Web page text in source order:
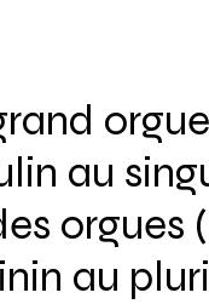
au
orgues
au